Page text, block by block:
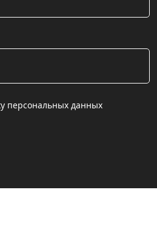
персональных данных